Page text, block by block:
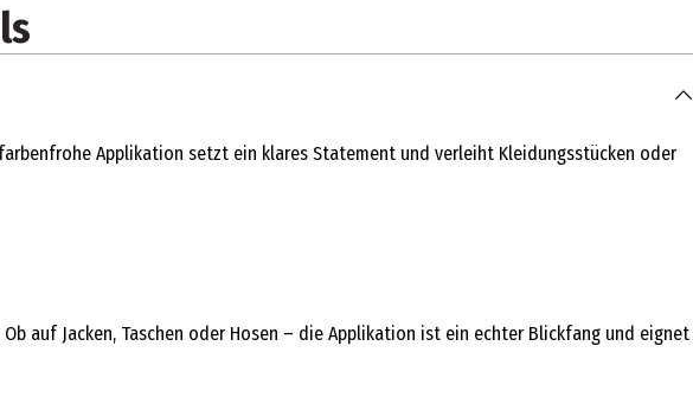
Applikation setzt ein klares Statement und verleiht Kleidungsstücken oder
auf Jacken, Taschen oder Hosen – die Applikation ist ein echter Blickfang und eignet